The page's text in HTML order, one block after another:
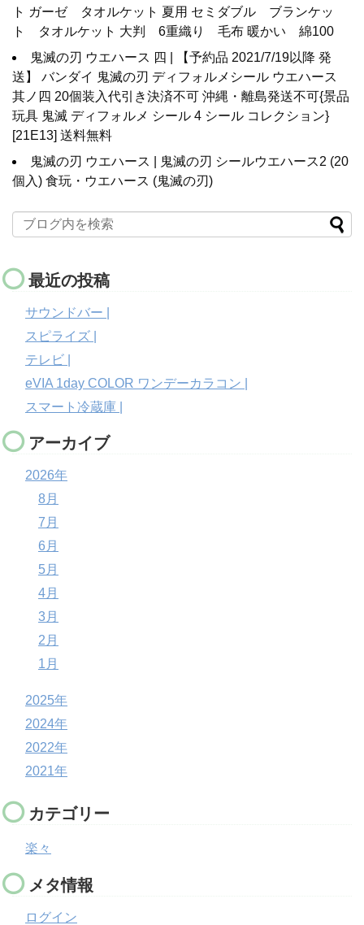
ト ガーゼ タオルケット 夏用 セミダブル ブランケッ
ト タオルケット 大判 6重織り 毛布 暖かい 綿100
鬼滅の刃 ウエハース 四 | 【予約品 2021/7/19以降 発
送】 バンダイ 鬼滅の刃 ディフォルメシール ウエハース
其ノ四 20個装入代引き決済不可 沖縄・離島発送不可{景品
玩具 鬼滅 ディフォルメ シール 4 シール コレクション}
[21E13] 送料無料
鬼滅の刃 ウエハース | 鬼滅の刃 シールウエハース2 (20
個入) 食玩・ウエハース (鬼滅の刃)
最近の投稿
サウンドバー |
スピライズ |
テレビ |
eVIA 1day COLOR ワンデーカラコン |
スマート冷蔵庫 |
アーカイブ
2026年
8月
7月
6月
5月
4月
3月
2月
1月
2025年
2024年
2022年
2021年
カテゴリー
楽々
メタ情報
ログイン